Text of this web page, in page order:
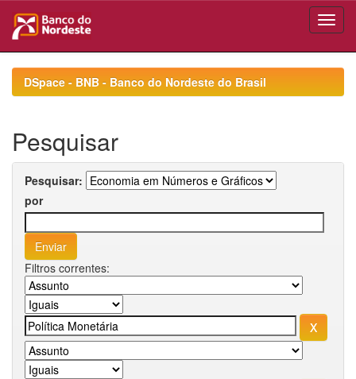
navigationDSpace - BNB - Banco do Nordeste do Brasil
Pesquisar
Pesquisar:
por
Filtros correntes: